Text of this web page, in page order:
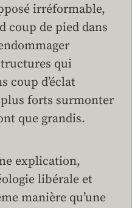
irréformable,
coup de pied dans
qui
coup d’éclat
forts surmonter
que grandis.
explication,
libérale et
manière qu’une